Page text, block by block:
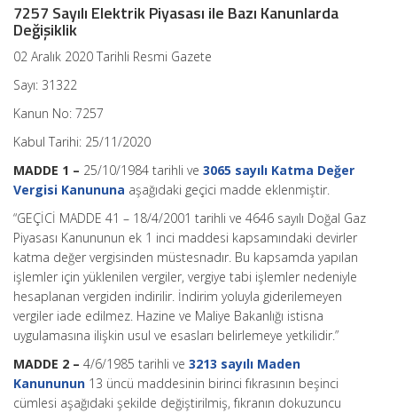
7257 Sayılı Elektrik Piyasası ile Bazı Kanunlarda
Değişiklik
02 Aralık 2020 Tarihli Resmi Gazete
Sayı: 31322
Kanun No: 7257
Kabul Tarihi: 25/11/2020
MADDE 1 – 25/10/1984 tarihli ve 3065 sayılı Katma Değer
Vergisi Kanununa aşağıdaki geçici madde eklenmiştir.
“GEÇİCİ MADDE 41 – 18/4/2001 tarihli ve 4646 sayılı Doğal Gaz
Piyasası Kanununun ek 1 inci maddesi kapsamındaki devirler
katma değer vergisinden müstesnadır. Bu kapsamda yapılan
işlemler için yüklenilen vergiler, vergiye tabi işlemler nedeniyle
hesaplanan vergiden indirilir. İndirim yoluyla giderilemeyen
vergiler iade edilmez. Hazine ve Maliye Bakanlığı istisna
uygulamasına ilişkin usul ve esasları belirlemeye yetkilidir.”
MADDE 2 – 4/6/1985 tarihli ve 3213 sayılı Maden
Kanununun 13 üncü maddesinin birinci fıkrasının beşinci
cümlesi aşağıdaki şekilde değiştirilmiş, fıkranın dokuzuncu